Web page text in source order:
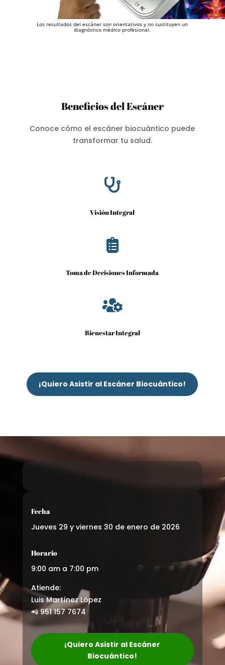
Los resultados del escáner son orientativos y no sustituyen un
diagnóstico médico profesional.
Beneficios del Escáner
Conoce cómo el escáner biocuántico puede
transformar tu salud.

Visión Integral

Toma de Decisiones Informada

Bienestar Integral
¡Quiero Asistir al Escáner Biocuántico!
Fecha
Jueves 29 y viernes 30 de enero de 2026
Horario
9:00 am a 7:00 pm
Atiende:
Luis Martínez López
📲 951 157 7674
¡Quiero Asistir al Escáner
Biocuántico!